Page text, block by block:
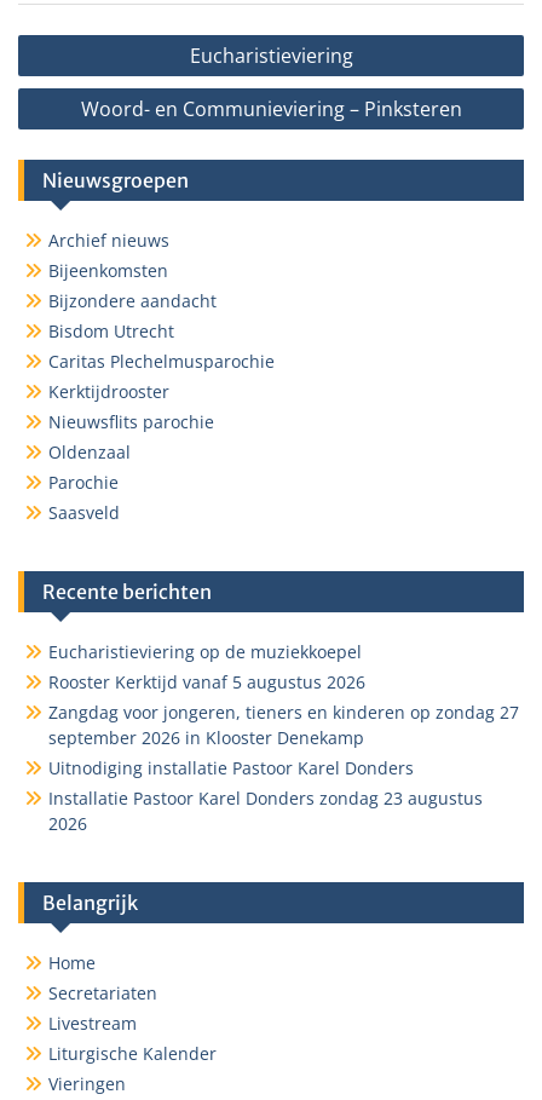
Bericht
navigatie
Eucharistieviering
Woord- en Communieviering – Pinksteren
Nieuwsgroepen
Archief nieuws
Bijeenkomsten
Bijzondere aandacht
Bisdom Utrecht
Caritas Plechelmusparochie
Kerktijdrooster
Nieuwsflits parochie
Oldenzaal
Parochie
Saasveld
Recente berichten
Eucharistieviering op de muziekkoepel
Rooster Kerktijd vanaf 5 augustus 2026
Zangdag voor jongeren, tieners en kinderen op zondag 27
september 2026 in Klooster Denekamp
Uitnodiging installatie Pastoor Karel Donders
Installatie Pastoor Karel Donders zondag 23 augustus
2026
Belangrijk
Home
Secretariaten
Livestream
Liturgische Kalender
Vieringen